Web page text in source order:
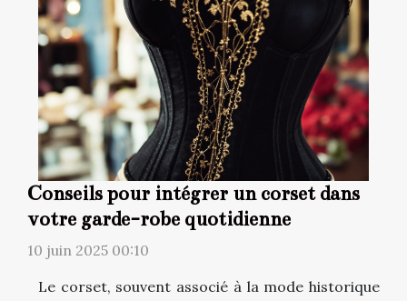
Conseils pour intégrer un corset dans
votre garde-robe quotidienne
10 juin 2025 00:10
Le corset, souvent associé à la mode historique